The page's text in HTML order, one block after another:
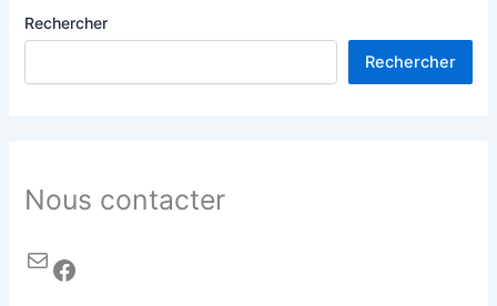
Rechercher
Rechercher
Nous contacter